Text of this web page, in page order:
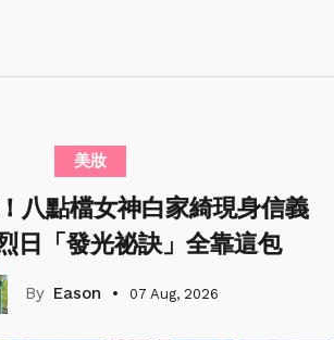
美妝
八點檔女神白家綺現身信義
日「發光祕訣」全靠這包
Eason 07 Aug, 2026